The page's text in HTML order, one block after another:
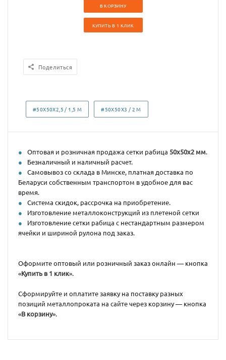
В КОРЗИНУ
КУПИТЬ В 1 КЛИК
Поделиться
#50Х50Х2,5 / 1,5 М #50Х50Х3 / 2 М
Оптовая и розничная продажа сетки рабица 50х50х2 мм.
Безналичный и наличный расчет.
Самовывоз со склада в Минске, платная доставка по
Беларуси собственным транспортом в удобное для вас
время.
Система скидок, рассрочка на приобретение.
Изготовление металлоконструкций из плетеной сетки
Изготовление сетки рабица с нестандартным размером
ячейки и шириной рулона под заказ.
Оформите оптовый или розничный заказ онлайн — кнопка
«Купить в 1 клик».
Сформируйте и оплатите заявку на поставку разных
позиций металлопроката на сайте через корзину — кнопка
«В корзину».